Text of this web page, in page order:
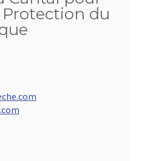
Protection du